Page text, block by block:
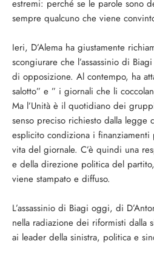
estremi: perché se le parole sono
sempre qualcuno che viene
Ieri, D’Alema ha giustamente
scongiurare che l’assassinio di
di opposizione. Al contempo, ha
salotto” e ” i giornali che li
Ma l’Unità è il quotidiano dei
senso preciso richiesto dalla legge
esplicito condiziona i
vita del giornale. C’è quindi una
e della direzione politica del
viene stampato e diffuso.
L’assassinio di Biagi oggi, di
nella radiazione dei riformisti dalla
ai leader della sinistra, politica e